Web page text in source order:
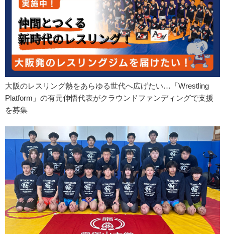
大阪のレスリング熱をあらゆる世代へ広げたい…「Wrestling
Platform」の有元伸悟代表がクラウンドファンディングで支援
を募集